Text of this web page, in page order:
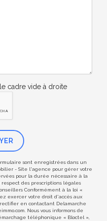
cadre vide à droite
sont enregistrées dans un
- Site l'agence pour gérer votre
pour la durée nécessaire à la
des prescriptions légales
Conformément à la loi «
exercer votre droit d'accès aux
en contactant Delamarche
Nous vous informons de
téléphonique « Bloctel »,